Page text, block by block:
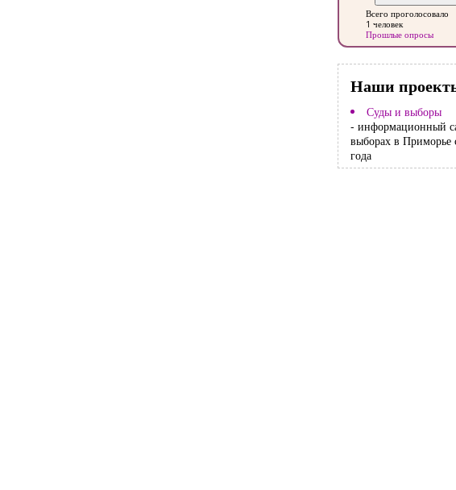
Всего проголосовало
1 человек
Прошлые опросы
Наши
Суды и выборы
- информационный
выборах в Приморье
года